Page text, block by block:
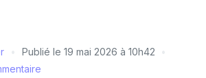
Publié le 19 mai 2026 à 10h42